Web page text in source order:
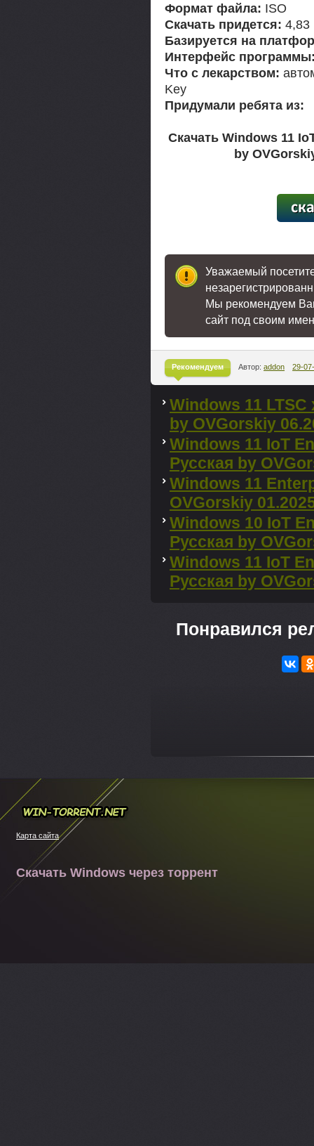
Формат файла: ISO
Скачать придется: 4,83
Базируется на
Интерфейс
Что с лекарством:
Key
Придумали ребята из:
Скачать Windows 11
by
Уважаемый
Мы рекомендуем
сайт под своим
Рекомендуем
^
Автор:addon 29-
Windows 11 LTSC
by OVGorskiy
Windows 11 IoT
Русская by
Windows 11
OVGorskiy
Windows 10 IoT
Русская by
Windows 11 IoT
Русская by
Понравился
Карта сайта
Скачать Windows через торрент